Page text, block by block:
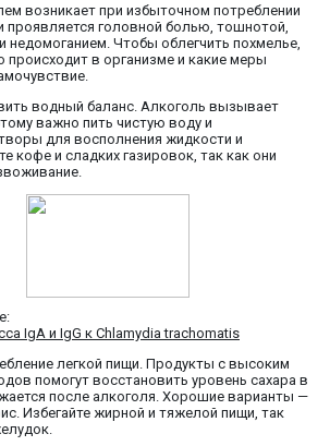
возникает при избыточном потреблении
проявляется головной болью, тошнотой,
недомоганием. Чтобы облегчить похмелье,
происходит в организме и какие меры
водный баланс. Алкоголь вызывает
важно пить чистую воду и
для восполнения жидкости и
кофе и сладких газировок, так как они
IgA и IgG к Chlamydia trachomatis
легкой пищи. Продукты с высоким
помогут восстановить уровень сахара в
после алкоголя. Хорошие варианты —
Избегайте жирной и тяжелой пищи, так